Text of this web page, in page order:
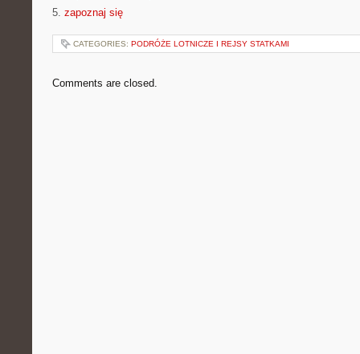
5. zapoznaj się
CATEGORIES: PODRÓŻE LOTNICZE I REJSY STATKAMI
Comments are closed.